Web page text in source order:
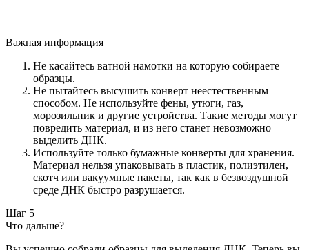
Важная информация
Не касайтесь ватной намотки на которую собираете
образцы.
Не пытайтесь высушить конверт неестественным
способом. Не используйте фены, утюги, газ,
морозильник и другие устройства. Такие методы могут
повредить материал, и из него станет невозможно
выделить ДНК.
Используйте только бумажные конверты для хранения.
Материал нельзя упаковывать в пластик, полиэтилен,
скотч или вакуумные пакеты, так как в безвоздушной
среде ДНК быстро разрушается.
Шаг 5
Что дальше?